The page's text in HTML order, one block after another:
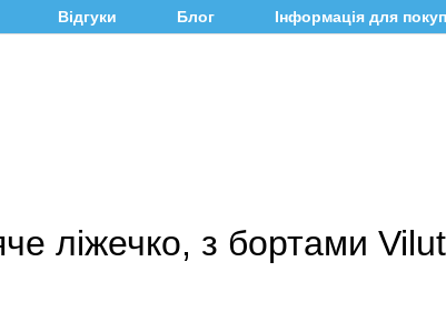
Відгуки Блог Інформація для
ліжечко, з бортами